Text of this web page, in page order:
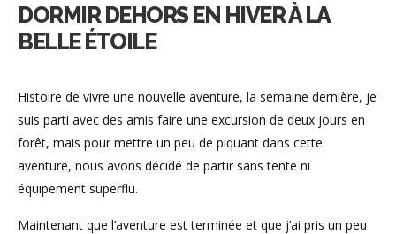
belle
étoile
DORMIR DEHORS EN HIVER À LA
BELLE ÉTOILE
Histoire de vivre une nouvelle aventure, la semaine dernière, je
suis parti avec des amis faire une excursion de deux jours en
forêt, mais pour mettre un peu de piquant dans cette
aventure, nous avons décidé de partir sans tente ni
équipement superflu.
Maintenant que l’aventure est terminée et que j’ai pris un peu